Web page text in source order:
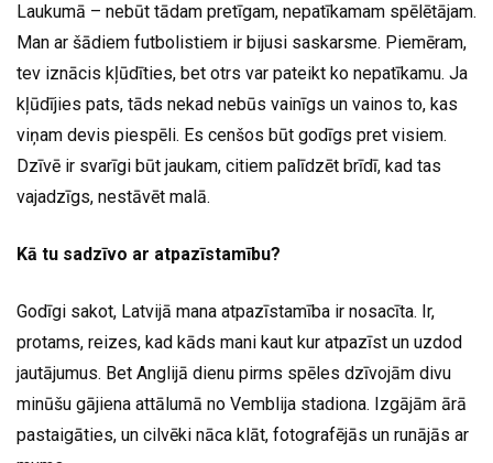
Laukumā – nebūt tādam pretīgam, nepatīkamam spēlētājam.
Man ar šādiem futbolistiem ir bijusi saskarsme. Piemēram,
tev iznācis kļūdīties, bet otrs var pateikt ko nepatīkamu. Ja
kļūdījies pats, tāds nekad nebūs vainīgs un vainos to, kas
viņam devis piespēli. Es cenšos būt godīgs pret visiem.
Dzīvē ir svarīgi būt jaukam, citiem palīdzēt brīdī, kad tas
vajadzīgs, nestāvēt malā.
Kā tu sadzīvo ar atpazīstamību?
Godīgi sakot, Latvijā mana atpazīstamība ir nosacīta. Ir,
protams, reizes, kad kāds mani kaut kur atpazīst un uzdod
jautājumus. Bet Anglijā dienu pirms spēles dzīvojām divu
minūšu gājiena attālumā no Vemblija stadiona. Izgājām ārā
pastaigāties, un cilvēki nāca klāt, fotografējās un runājās ar